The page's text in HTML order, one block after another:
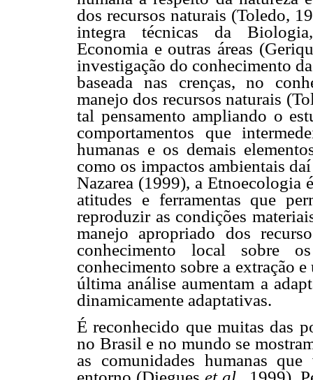
dos recursos naturais (Toledo,
integra técnicas da
Economia e outras áreas
investigação do conhecimento
baseada nas crenças, no
manejo dos recursos naturais
tal pensamento ampliando o
comportamentos que
humanas e os demais
como os impactos ambientais
Nazarea (1999), a Etnoecologia
atitudes e ferramentas que
reproduzir as condições
manejo apropriado dos
conhecimento local sobre
conhecimento sobre a extração
última análise aumentam a
dinamicamente adaptativas.
É reconhecido que muitas das
no Brasil e no mundo se
as comunidades humanas